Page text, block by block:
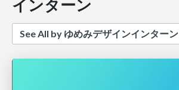
インターン
See All by ゆめみデザインインターン